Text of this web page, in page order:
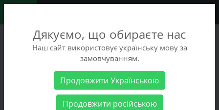
+38 (068) 486-90-09
+38 (093) 486-90-09
Женские товары Женская обувь Кроссовки
Caprice 9-23600-29 764
Дякуємо, що обираєте нас
Наш сайт використовує українську мову за
замовчуванням.
Продовжити Українською
Продовжити російською